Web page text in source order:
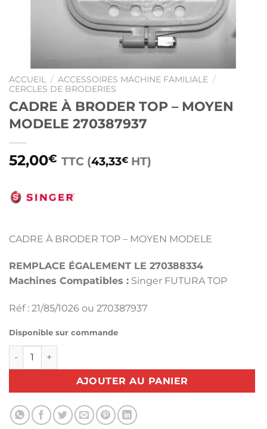
ACCUEIL / ACCESSOIRES MACHINE FAMILIALE /
CERCLES DE BRODERIES
CADRE À BRODER TOP – MOYEN
MODELE 270387937
52,00€ TTC (43,33€ HT)
CADRE À BRODER TOP – MOYEN MODELE
REMPLACE ÉGALEMENT LE 270388334
Machines Compatibles : Singer FUTURA TOP
Réf : 21/85/1026 ou 270387937
Disponible sur commande
quantité de CADRE À BRODER TOP - MOYEN MODELE
AJOUTER AU PANIER